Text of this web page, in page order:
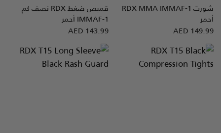
نظرة سريعة شورت RDXMMA IMMAF-1
أحمر
AED 149.99
نظرة سريعةقميص ضغطRDX نصف كم
IMMAF-1 أحمر
AED 143.99